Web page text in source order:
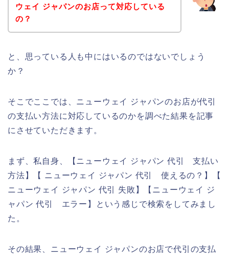
ウェイ ジャパンのお店って対応している
の？
と、思っている人も中にはいるのではないでしょう
か？
そこでここでは、ニューウェイ ジャパンのお店が代引
の支払い方法に対応しているのかを調べた結果を記事
にさせていただきます。
まず、私自身、【ニューウェイ ジャパン 代引 支払い
方法】【 ニューウェイ ジャパン 代引 使えるの？】【
ニューウェイ ジャパン 代引 失敗】【ニューウェイ ジ
ャパン 代引 エラー】という感じで検索をしてみまし
た。
その結果、ニューウェイ ジャパンのお店で代引の支払